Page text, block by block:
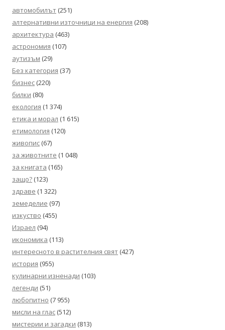
автомобилът (251)
алтернативни източници на енергия (208)
архитектура (463)
астрономия (107)
аутизъм (29)
Без категория (37)
бизнес (220)
билки (80)
екология (1 374)
етика и морал (1 615)
етимология (120)
живопис (67)
за животните (1 048)
за книгата (165)
защо? (123)
здраве (1 322)
земеделие (97)
изкуство (455)
Израел (94)
икономика (113)
интересното в растителния свят (427)
история (955)
кулинарни изненади (103)
легенди (51)
любопитно (7 955)
мисли на глас (512)
мистерии и загадки (813)